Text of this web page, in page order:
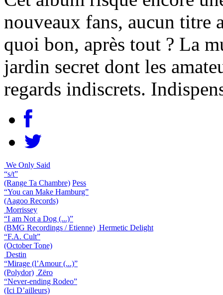
nouveaux fans, aucun titre
quoi bon, après tout ? La
jardin secret dont les
regards indiscrets.
We Only Said
“s/t”
(Range Ta Chambre) Pess
“You can Make Hamburg”
(Aagoo Records)
Morrissey
“I am Not a Dog (...)”
(BMG Recordings / Etienne) Hermetic Delight
“F.A. Cult”
(October Tone)
Destin
“Mirage (l’Amour (...)”
(Polydor) Zëro
“Never-ending Rodeo”
(Ici D’ailleurs)